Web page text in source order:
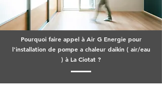
Pourquoi faire appel à Air G Energie pour
l'installation de pompe a chaleur daikin ( air/eau
) à La Ciotat ?